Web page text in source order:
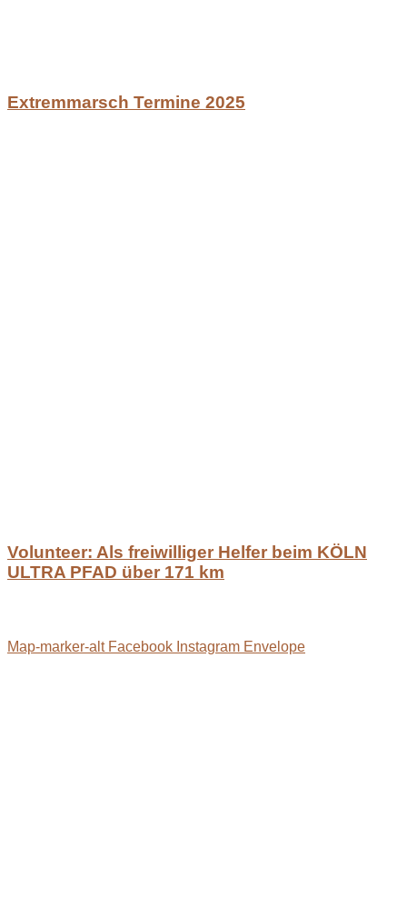
Extremmarsch Termine 2025
Volunteer: Als freiwilliger Helfer beim KÖLN
ULTRA PFAD über 171 km
Map-marker-alt Facebook Instagram Envelope